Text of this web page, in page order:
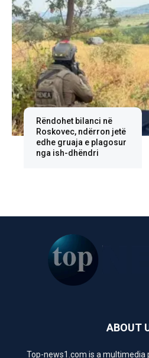
Rëndohet bilanci në
Roskovec, ndërron jetë
edhe gruaja e plagosur
nga ish-dhëndri
ABOUT
Top-news1.com is a multimedia